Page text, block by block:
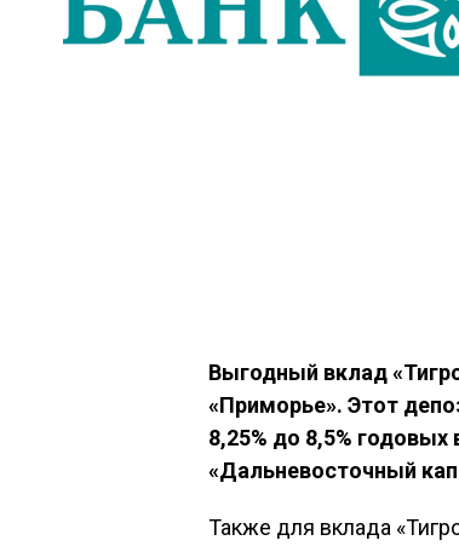
Выгодный вклад
«Приморье». Этот
8,25% до 8,5%
«Дальневосточный
Также для вклада